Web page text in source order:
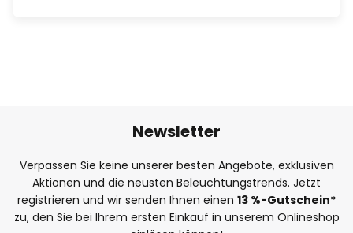
Newsletter
Verpassen Sie keine unserer besten Angebote, exklusiven
Aktionen und die neusten Beleuchtungstrends. Jetzt
registrieren und wir senden Ihnen einen 13 %-Gutschein*
zu, den Sie bei Ihrem ersten Einkauf in unserem Onlineshop